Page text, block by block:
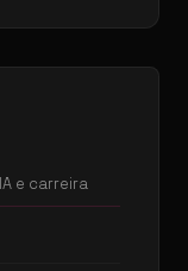
e carreira